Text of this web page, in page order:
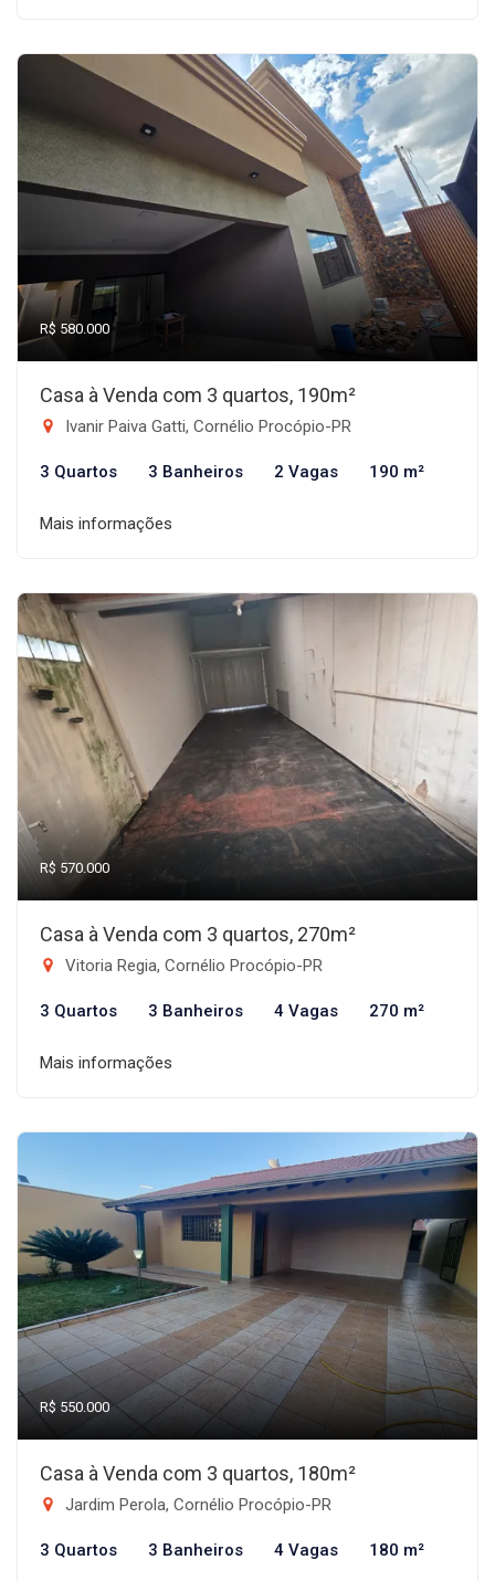
R$ 580.000
Casa à Venda com 3 quartos, 190m²
Ivanir Paiva Gatti, Cornélio Procópio-PR
3 Quartos 3 Banheiros 2 Vagas 190 m²
Mais informações
R$ 570.000
Casa à Venda com 3 quartos, 270m²
Vitoria Regia, Cornélio Procópio-PR
3 Quartos 3 Banheiros 4 Vagas 270 m²
Mais informações
R$ 550.000
Casa à Venda com 3 quartos, 180m²
Jardim Perola, Cornélio Procópio-PR
3 Quartos 3 Banheiros 4 Vagas 180 m²